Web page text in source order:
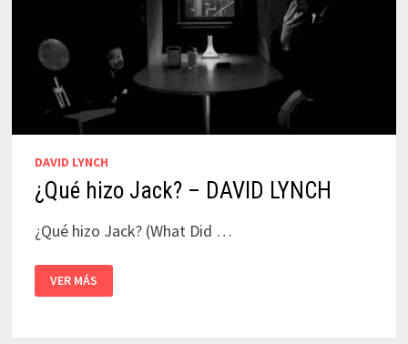
DAVID LYNCH
¿Qué hizo Jack? – DAVID LYNCH
¿Qué hizo Jack? (What Did …
¿QUÉ
HIZO
JACK?
VER MÁS